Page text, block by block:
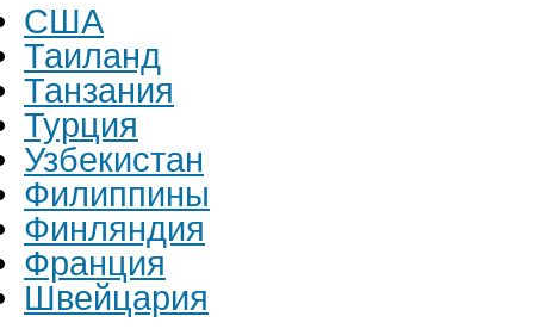
США
Таиланд
Танзания
Турция
Узбекистан
Филиппины
Финляндия
Франция
Швейцария